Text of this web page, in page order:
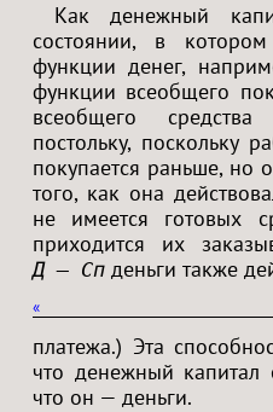
Как денежный
состоянии, в
функции денег,
функции всеобщего
всеобщего
постольку, поскольку
покупается раньше, но
того, как она
не имеется готовых
приходится их
Д — Сп деньги также
«
платежа.) Эта
что денежный капитал
что он — деньги.